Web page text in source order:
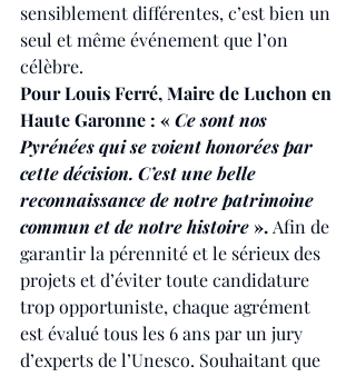
sensiblement différentes, c’est bien un
seul et même événement que l’on
célèbre.
Pour Louis Ferré, Maire de Luchon en
Haute Garonne : « Ce sont nos
Pyrénées qui se voient honorées par
cette décision. C’est une belle
reconnaissance de notre patrimoine
commun et de notre histoire ». Afin de
garantir la pérennité et le sérieux des
projets et d’éviter toute candidature
trop opportuniste, chaque agrément
est évalué tous les 6 ans par un jury
d’experts de l’Unesco. Souhaitant que